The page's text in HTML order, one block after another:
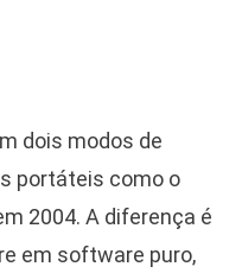
dois modos de
portáteis como o
2004. A diferença é
em software puro,